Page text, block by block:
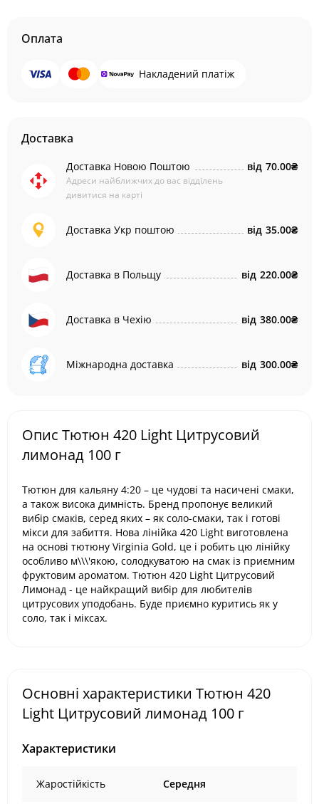
Оплата
Накладений платіж
Доставка
Доставка Новою Поштою
Адреси найближчих до вас відділень
дивитися на карті
від 70.00₴
Доставка Укр поштою від 35.00₴
Доставка в Польщу від 220.00₴
Доставка в Чехію від 380.00₴
Міжнародна доставка від 300.00₴
Опис Тютюн 420 Light Цитрусовий
лимонад 100 г
Тютюн для кальяну 4:20 – це чудові та насичені смаки,
а також висока димність. Бренд пропонує великий
вибір смаків, серед яких – як соло-смаки, так і готові
мікси для забиття. Нова лінійка 420 Light виготовлена
на основі тютюну Virginia Gold, це і робить цю лінійку
особливо м\\\'якою, солодкуватою на смак із приємним
фруктовим ароматом. Тютюн 420 Light Цитрусовий
Лимонад - це найкращий вибір для любителів
цитрусових уподобань. Буде приємно куритись як у
соло, так і міксах.
Основні характеристики Тютюн 420
Light Цитрусовий лимонад 100 г
Характеристики
Жаростійкість Середня